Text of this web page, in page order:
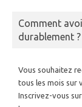
Comment
durablement ?
Vous souhaitez
tous les mois sur
Inscrivez-vous